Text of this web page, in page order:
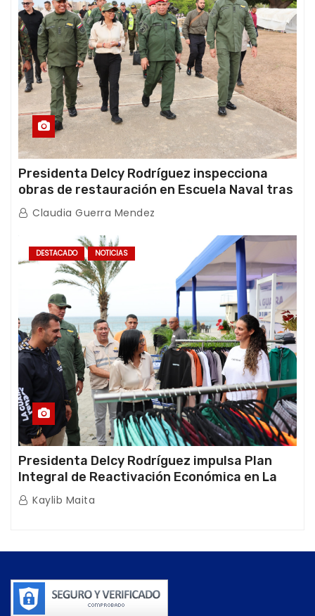
Presidenta Delcy Rodríguez inspecciona
obras de restauración en Escuela Naval tras
afectaciones sísmicas en La Guaira
Claudia Guerra Mendez
DESTACADO NOTICIAS
Presidenta Delcy Rodríguez impulsa Plan
Integral de Reactivación Económica en La
Guaira
Kaylib Maita